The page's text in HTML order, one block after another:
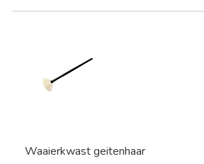
Waaierkwast geitenhaar